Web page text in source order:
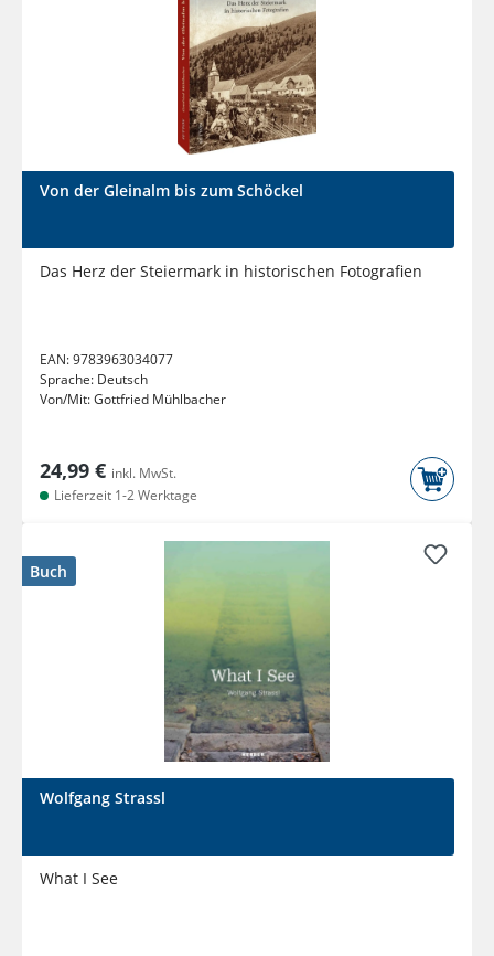
Von der Gleinalm bis zum Schöckel
Das Herz der Steiermark in historischen Fotografien
EAN:9783963034077
Sprache: Deutsch
Von/Mit:Gottfried Mühlbacher
24,99 € inkl. MwSt.
Lieferzeit 1-2 Werktage
Buch
Wolfgang Strassl
What I See